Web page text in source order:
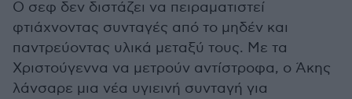
Ο σεφ δεν διστάζει να πειραματιστεί
φτιάχνοντας συνταγές από το μηδέν και
παντρεύοντας υλικά μεταξύ τους. Με τα
Χριστούγεννα να μετρούν αντίστροφα, ο Άκης
λάνσαρε μια νέα υγιεινή συνταγή για